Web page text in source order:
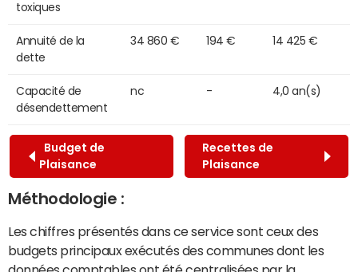
toxiques
Annuité de la
dette
34 860 € 194 € 14 425 €
Capacité de
désendettement
nc - 4,0 an(s)
Budget de
Plaisance
Recettes de
Plaisance
Méthodologie :
Les chiffres présentés dans ce service sont ceux des
budgets principaux exécutés des communes dont les
données comptables ont été centralisées par la